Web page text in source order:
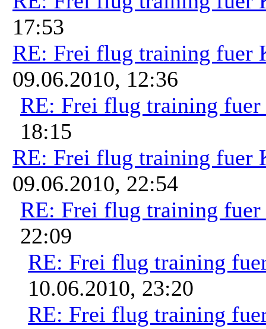
17:53
RE: Frei flug training fuer
09.06.2010, 12:36
RE: Frei flug training fuer
18:15
RE: Frei flug training fuer
09.06.2010, 22:54
RE: Frei flug training fuer
22:09
RE: Frei flug training
10.06.2010, 23:20
RE: Frei flug training